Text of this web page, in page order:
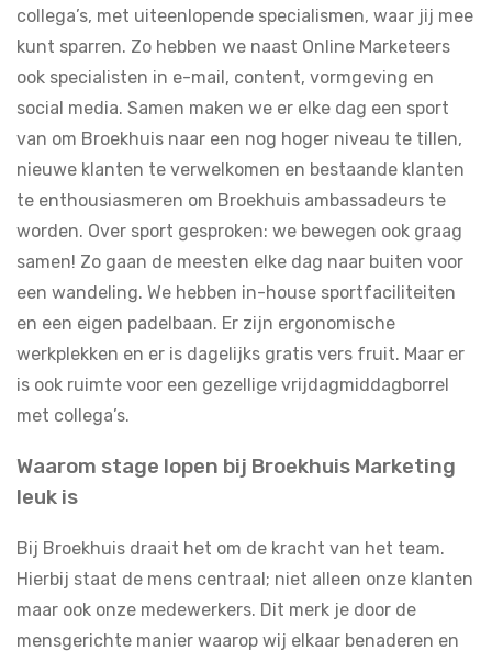
collega’s, met uiteenlopende specialismen, waar jij mee
kunt sparren. Zo hebben we naast Online Marketeers
ook specialisten in e-mail, content, vormgeving en
social media. Samen maken we er elke dag een sport
van om Broekhuis naar een nog hoger niveau te tillen,
nieuwe klanten te verwelkomen en bestaande klanten
te enthousiasmeren om Broekhuis ambassadeurs te
worden. Over sport gesproken: we bewegen ook graag
samen! Zo gaan de meesten elke dag naar buiten voor
een wandeling. We hebben in-house sportfaciliteiten
en een eigen padelbaan. Er zijn ergonomische
werkplekken en er is dagelijks gratis vers fruit. Maar er
is ook ruimte voor een gezellige vrijdagmiddagborrel
met collega’s.
Waarom stage lopen bij Broekhuis Marketing
leuk is
Bij Broekhuis draait het om de kracht van het team.
Hierbij staat de mens centraal; niet alleen onze klanten
maar ook onze medewerkers. Dit merk je door de
mensgerichte manier waarop wij elkaar benaderen en